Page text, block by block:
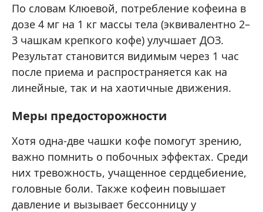
По словам Клюевой, потребление кофеина в
дозе 4 мг на 1 кг массы тела (эквивалентно 2–
3 чашкам крепкого кофе) улучшает ДОЗ.
Результат становится видимым через 1 час
после приема и распространяется как на
линейные, так и на хаотичные движения.
Меры предосторожности
Хотя одна-две чашки кофе помогут зрению,
важно помнить о побочных эффектах. Среди
них тревожность, учащенное сердцебиение,
головные боли. Также кофеин повышает
давление и вызывает бессонницу у